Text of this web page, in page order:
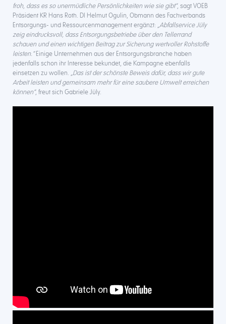
froh, dass es so unermüdliche Persönlichkeiten wie sie gibt“, sagt VOEB
Präsident KR Hans Roth. DI Helmut Ogulin, Obmann des Fachverbands
Entsorgungs- und Ressourcenmanagement ergänzt: „Abfallservice Jüly
zeig eindrucksvoll, dass Entsorgungsbetriebe über den Tellerrand
schauen und einen wichtigen Beitrag zur Sicherung wertvoller Rohstoffe
leisten.“Einige Unternehmen aus der Entsorgungsbranche haben
jedenfalls schon ihr Interesse bekundet, die Kampagne ebenfalls
einsetzen zu wollen.
„Das ist der schönste Beweis dafür, dass wir gute
Arbeit leisten und gemeinsam mehr für eine saubere Umwelt erreichen
können“, freut sich Gabriele Jüly.